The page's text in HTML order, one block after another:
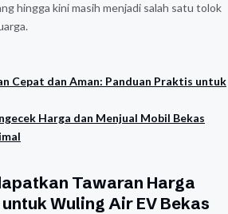
hingga kini masih menjadi salah satu tolok
Cepat dan Aman: Panduan Praktis untuk
Harga dan Menjual Mobil Bekas
Tawaran Harga
Wuling Air EV Bekas